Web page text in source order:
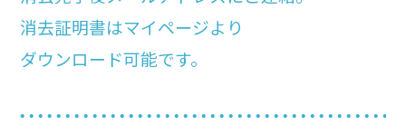
消去証明書はマイページより
ダウンロード可能です。